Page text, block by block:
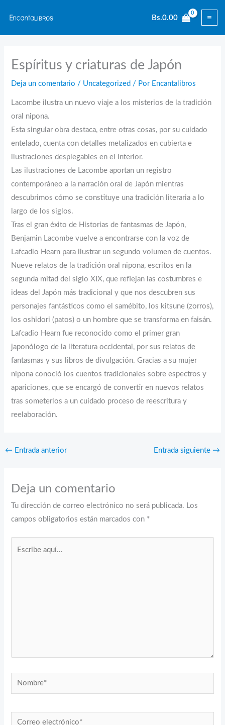
contenido
Bs.0.00
Espíritus y criaturas de Japón
Deja un comentario / Uncategorized / Por Encantalibros
Lacombe ilustra un nuevo viaje a los misterios de la tradición
oral nipona.
Esta singular obra destaca, entre otras cosas, por su cuidado
entelado, cuenta con detalles metalizados en cubierta e
ilustraciones desplegables en el interior.
Las ilustraciones de Lacombe aportan un registro
contemporáneo a la narración oral de Japón mientras
descubrimos cómo se constituye una tradición literaria a lo
largo de los siglos.
Tras el gran éxito de Historias de fantasmas de Japón,
Benjamin Lacombe vuelve a encontrarse con la voz de
Lafcadio Hearn para ilustrar un segundo volumen de cuentos.
Nueve relatos de la tradición oral nipona, escritos en la
segunda mitad del siglo XIX, que reflejan las costumbres e
ideas del Japón más tradicional y que nos descubren sus
personajes fantásticos como el samébito, los kitsune (zorros),
los oshidori (patos) o un hombre que se transforma en faisán.
Lafcadio Hearn fue reconocido como el primer gran
japonólogo de la literatura occidental, por sus relatos de
fantasmas y sus libros de divulgación. Gracias a su mujer
nipona conoció los cuentos tradicionales sobre espectros y
apariciones, que se encargó de convertir en nuevos relatos
tras someterlos a un cuidado proceso de reescritura y
reelaboración.
← Entrada anterior Entrada siguiente →
Deja un comentario
Tu dirección de correo electrónico no será publicada. Los
campos obligatorios están marcados con *
Nombre*
Correo